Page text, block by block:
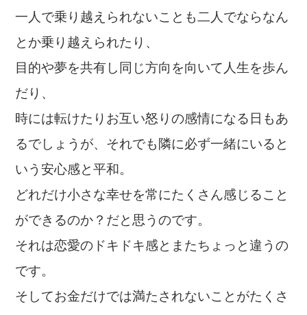
一人で乗り越えられないことも二人でならなん
とか乗り越えられたり、
目的や夢を共有し同じ方向を向いて人生を歩ん
だり、
時には転けたりお互い怒りの感情になる日もあ
るでしょうが、それでも隣に必ず一緒にいると
いう安心感と平和。
どれだけ小さな幸せを常にたくさん感じること
ができるのか？だと思うのです。
それは恋愛のドキドキ感とまたちょっと違うの
です。
そしてお金だけでは満たされないことがたくさ